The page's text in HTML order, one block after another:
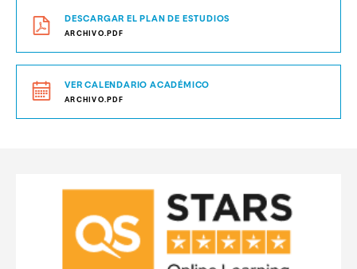
DESCARGAR EL PLAN DE ESTUDIOS
ARCHIVO.PDF
VER CALENDARIO ACADÉMICO
ARCHIVO.PDF